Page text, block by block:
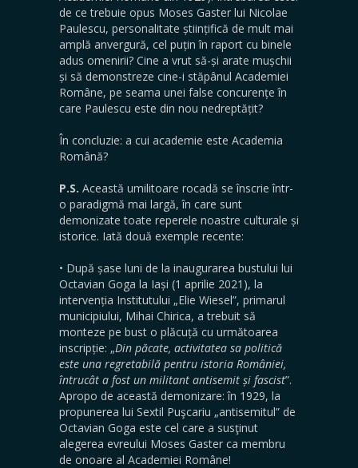
de ce trebuie opus Moses Gaster lui Nicolae
Paulescu, personalitate științifică de mult mai
amplă anvergură, cel puțin în raport cu binele
adus omenirii? Cine a vrut să-și arate mușchii
și să demonstreze cine-i stăpânul Academiei
Române, pe seama unei false concurențe în
care Paulescu este din nou nedreptățit?
În concluzie: a cui academie este Academia
Română?
P.S. Această umilitoare rocadă se înscrie într-
o paradigmă mai largă, în care sunt
demonizate toate reperele noastre culturale și
istorice. Iată două exemple recente:
• După șase luni de la inaugurarea bustului lui
Octavian Goga la Iași (1 aprilie 2021), la
intervenția Institutului „Elie Wiesel”, primarul
municipiului, Mihai Chirica, a trebuit să
monteze pe bust o plăcuță cu următoarea
inscripție: „Din păcate, activitatea sa politică
este una regretabilă pentru istoria României,
întrucât a fost un militant antisemit și fascist”.
Apropo de această demonizare: în 1929, la
propunerea lui Sextil Puşcariu „antisemitul” de
Octavian Goga este cel care a susţinut
alegerea evreului Moses Gaster ca membru
de onoare al Academiei Române!